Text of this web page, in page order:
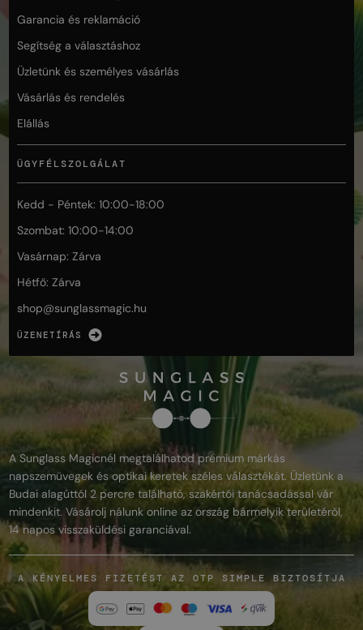
Garancia és reklamáció
Segítség a választáshoz
Üzletünk és személyes vásárlás
Vásárlás és rendelés
Elállás
ÜGYFÉLSZOLGÁLAT
Kedd - Péntek: 10:00-18:00
Szombat: 10:00-14:00
Vasárnap: Zárva
Hétfő: Zárva
shop@sunglassmagic.hu
ÜZENETÍRÁS
A Sunglass Magicnél megtalálhatod prémium márkás
napszemüvegek és optikai keretek széles választékát. Üzletünk a
Budai alagúttól 2 percre található, szakértői tanácsadással vár
mindenkit. Vásárolj nálunk online az ország bármelyik területéről,
14 napos visszaküldési garanciával.
A KÉNYELMES FIZETÉST AZ OTP SIMPLE BIZTOSÍTJA